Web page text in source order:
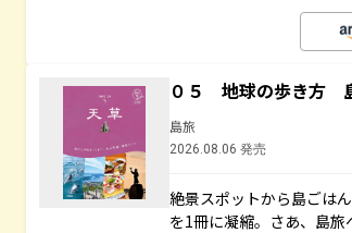
０５ 地球の歩き方
島旅
2026.08.06 発売
絶景スポットから島ごは
を1冊に凝縮。さあ、島旅